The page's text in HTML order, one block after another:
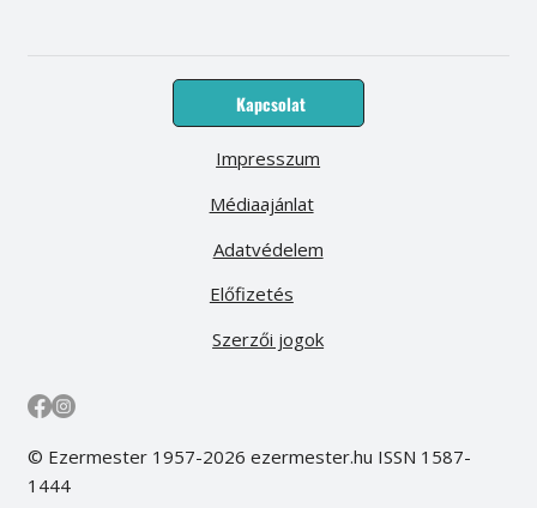
Kapcsolat
Médiaajánlat
Előfizetés
Impresszum
Adatvédelem
Szerzői jogok
© Ezermester 1957-2026 ezermester.hu ISSN 1587-
1444